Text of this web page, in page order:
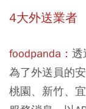
4大外送業者
foodpanda ： 透
為了外送員的
桃園、新竹、